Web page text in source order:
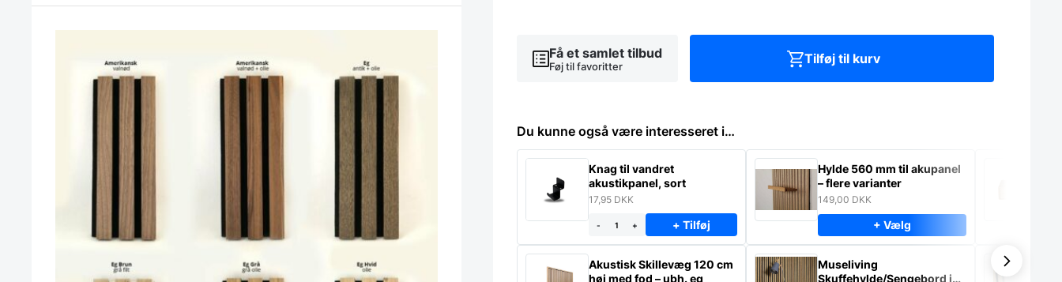
mellem
forskellige
Få et samlet tilbud
Føj til favoritter Tilføj til kurv
Du kunne også være interesseret i…
Knag til vandret
akustikpanel, sort
17,95 DKK
- + + Tilføj
Akustisk Skillevæg 120 cm
høj med fod – ubh. eg
Hylde 560 mm til akupanel
– flere varianter
149,00 DKK
+ Vælg
Museliving
Skuffehylde/Sengebord i